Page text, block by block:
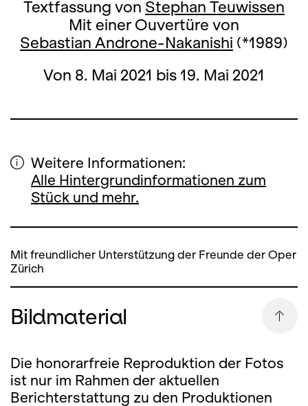
Textfassung von Stephan Teuwissen
Mit einer Ouvertüre von
Sebastian Androne-Nakanishi (*1989)
Von 8. Mai 2021 bis 19. Mai 2021
Weitere Informationen:
Alle Hintergrundinformationen zum
Stück und mehr.
Mit freundlicher Unterstützung der Freunde der Oper
Zürich
Bildmaterial
Die honorarfreie Reproduktion der Fotos
ist nur im Rahmen der aktuellen
Berichterstattung zu den Produktionen